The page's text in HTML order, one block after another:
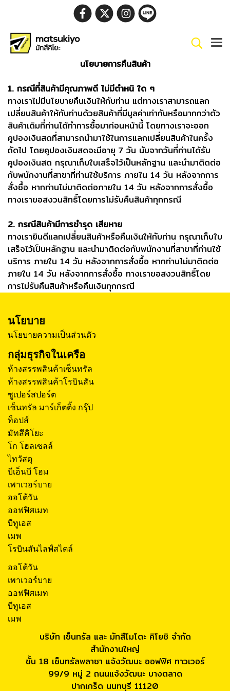
นโยบายการคืนสินค้า
1. กรณีที่สินค้ามีคุณภาพดี ไม่มีตำหนิ ใด ๆ
ทางเราไม่มีนโยบายคืนเงินให้กับท่าน แต่ทางเราสามารถแลก
เปลี่ยนสินค้าให้กับท่านด้วยสินค้าที่มีมูลค่าเท่ากันหรือมากกว่าตัว
สินค้าเดิมที่ท่านได้ทำการซื้อมาก่อนหน้านี้ โดยทางเราจะออก
คูปองเงินสดที่สามารถนำมาใช้ในการแลกเปลี่ยนสินค้าในครั้ง
ถัดไป โดยคูปองเงินสดจะมีอายุ 7 วัน นับจากวันที่ท่านได้รับ
คูปองเงินสด กรุณาเก็บใบเสร็จไว้เป็นหลักฐาน และนำมาติดต่อ
กับพนักงานที่สาขาที่ท่านใช้บริการ ภายใน 14 วัน หลังจากการ
สั่งซื้อ หากท่านไม่มาติดต่อภายใน 14 วัน หลังจากการสั่งซื้อ
ทางเราขอสงวนสิทธิ์โดยการไม่รับคืนสินค้าทุกกรณี
2. กรณีสินค้ามีการชำรุด เสียหาย
ทางเรายินดีแลกเปลี่ยนสินค้าหรือคืนเงินให้กับท่าน กรุณาเก็บใบ
เสร็จไว้เป็นหลักฐาน และนำมาติดต่อกับพนักงานที่สาขาที่ท่านใช้
บริการ ภายใน 14 วัน หลังจากการสั่งซื้อ หากท่านไม่มาติดต่อ
ภายใน 14 วัน หลังจากการสั่งซื้อ ทางเราขอสงวนสิทธิ์โดย
การไม่รับคืนสินค้าหรือคืนเงินทุกกรณี
นโยบาย
นโยบายความเป็นส่วนตัว
กลุ่มธุรกิจในเครือ
ห้างสรรพสินค้าเซ็นทรัล
ห้างสรรพสินค้าโรบินสัน
ซูเปอร์สปอร์ต
เซ็นทรัล มาร์เก็ตติ้ง กรุ๊ป
ท็อปส์
มัทสึคิโยะ
โก โฮลเซลล์
ไทวัสดุ
บีเอ็นบี โฮม
เพาเวอร์บาย
ออโต้วัน
ออฟฟิศเมท
บีทูเอส
เมพ
โรบินสันไลฟ์สไตล์
ออโต้วัน
เพาเวอร์บาย
ออฟฟิศเมท
บีทูเอส
เมพ
บริษัท เซ็นทรัล และ มัทสึโมโตะ คิโยชิ จำกัด
สำนักงานใหญ่
ชั้น 18 เซ็นทรัลพลาซา แจ้งวัฒนะ ออฟฟิศ ทาวเวอร์
99/9 หมู่ 2 ถนนแจ้งวัฒนะ บางตลาด
ปากเกร็ด นนทบุรี 11120